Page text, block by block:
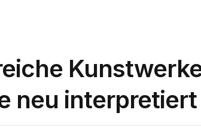
neu interpretiert